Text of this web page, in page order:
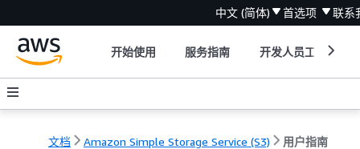
中文 (简体) 首选项 联系
开始使用 服务指南 开发人员工具
文档 Amazon Simple Storage Service (S3) 用户指南